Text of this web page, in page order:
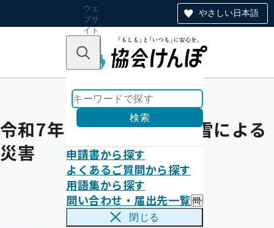
やさしい日本語
ウェ
ブサ
イト
のナ
ン
キーワードで探す
検索
申請書から探す
よくあるご質問から探す
用語集から探す
問い合わせ・届出先一覧 問
い
閉じる
令和7年2月4日からの大雪による
災害